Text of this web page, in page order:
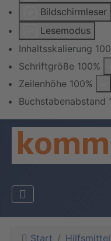
Bildschirmleser
Lesemodus
Inhaltsskalierung 100
Schriftgröße 100%
Zeilenhöhe 100%
Buchstabenabstand
Start Hilfsmittel